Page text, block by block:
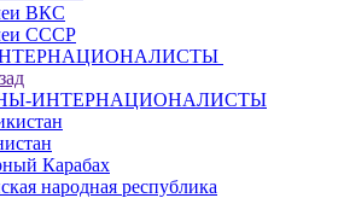
ВКС
СССР
ИНТЕРНАЦИОНАЛИСТЫ
Карабах
народная республика